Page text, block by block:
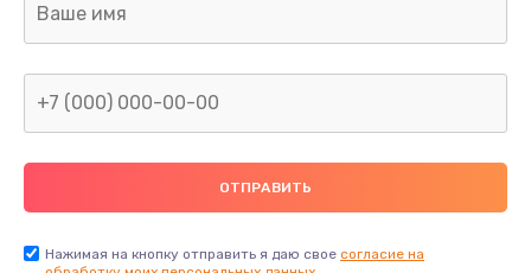
Нажимая на кнопку отправить я даю свое согласие на